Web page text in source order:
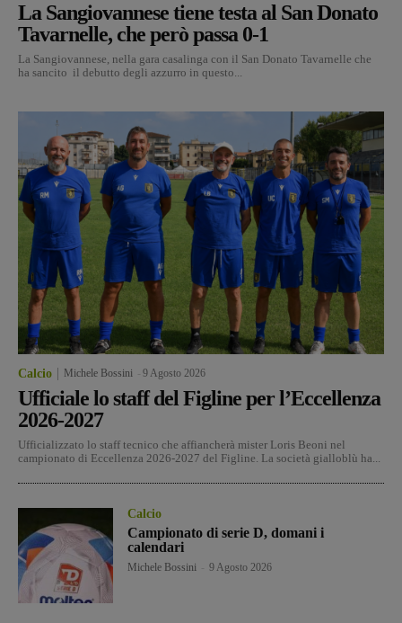
La Sangiovannese tiene testa al San Donato
Tavarnelle, che però passa 0-1
La Sangiovannese, nella gara casalinga con il San Donato Tavarnelle che
ha sancito il debutto degli azzurro in questo...
Calcio Michele Bossini 9 Agosto 2026
Ufficiale lo staff del Figline per l’Eccellenza
2026-2027
Ufficializzato lo staff tecnico che affiancherà mister Loris Beoni nel
campionato di Eccellenza 2026-2027 del Figline. La società gialloblù ha...
Calcio
Campionato di serie D, domani i
calendari
Michele Bossini 9 Agosto 2026